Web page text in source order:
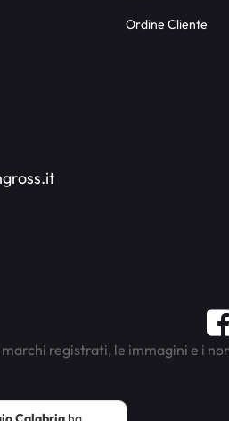
Ordine Cliente
marchi registrati, le immagini e i